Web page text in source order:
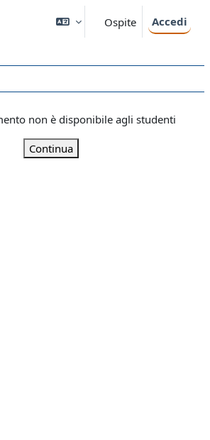
Ospite Accedi
non è disponibile agli studenti
Continua